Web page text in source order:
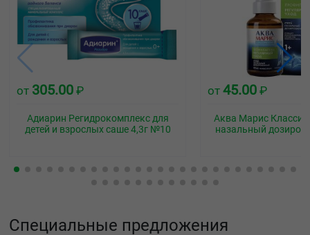
от 305.00 ₽
Адиарин Регидрокомплекс для
детей и взрослых саше 4,3г №10
от45.00 ₽
Аква Марис
назальный
Специальные предложения